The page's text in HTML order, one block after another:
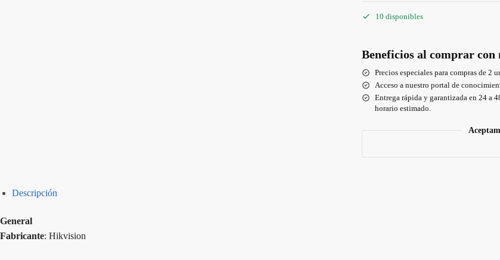
10 disponibles
Beneficios al comprar con
Precios especiales para compras de 2
Acceso a nuestro portal de
Entrega rápida y garantizada en 24 a
horario estimado.
Descripción
General
Fabricante: Hikvision